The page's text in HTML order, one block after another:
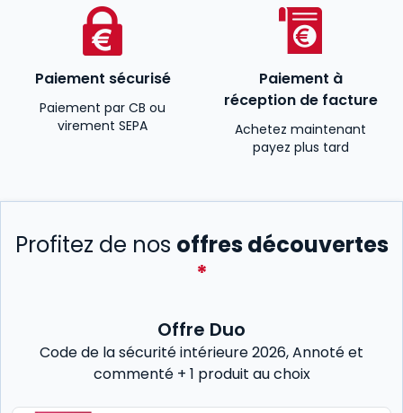
Paiement sécurisé
Paiement par CB ou
virement SEPA
Paiement à
réception de facture
Achetez maintenant
payez plus tard
Profitez de nos offres découvertes
*
Offre Duo
Code de la sécurité intérieure 2026, Annoté et
commenté + 1 produit au choix